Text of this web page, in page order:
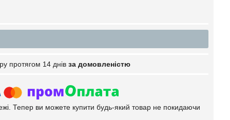
протягом 14 днів за домовленістю
Тепер ви можете купити будь-який товар не покидаючи